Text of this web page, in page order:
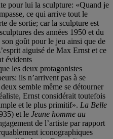
pour lui la sculpture: «Quand je
ce qui arrive tout le
de sortie; car la sculpture est
des années 1950 et du
son goût pour le jeu ainsi que de
aiguisé de Max Ernst et ce
évidents
les deux protagonistes
ils n’arrivent pas à se
semble même se détourner
Ernst considérait toutefois
et le plus primitif». La Belle
et le Jeune homme au
de l’artiste par rapport
iconographiques